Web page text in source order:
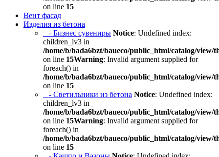
on line 15
Вент фасад
Изделия из бетона
- Бизнес сувениры Notice: Undefined index:
children_lv3 in
/home/b/bada6bzt/baueco/public_html/catalog/view/
on line 15Warning: Invalid argument supplied for
foreach() in
/home/b/bada6bzt/baueco/public_html/catalog/view/
on line 15
- Светильники из бетона Notice: Undefined index:
children_lv3 in
/home/b/bada6bzt/baueco/public_html/catalog/view/
on line 15Warning: Invalid argument supplied for
foreach() in
/home/b/bada6bzt/baueco/public_html/catalog/view/
on line 15